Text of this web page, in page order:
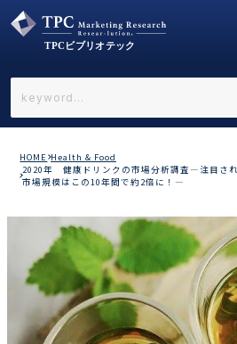
←戻る
業界で選ぶ
HOME Health & Food
2020年 健康ドリンクの市場分析調査―注目さ
市場規模はこの10年間で約2倍に！―